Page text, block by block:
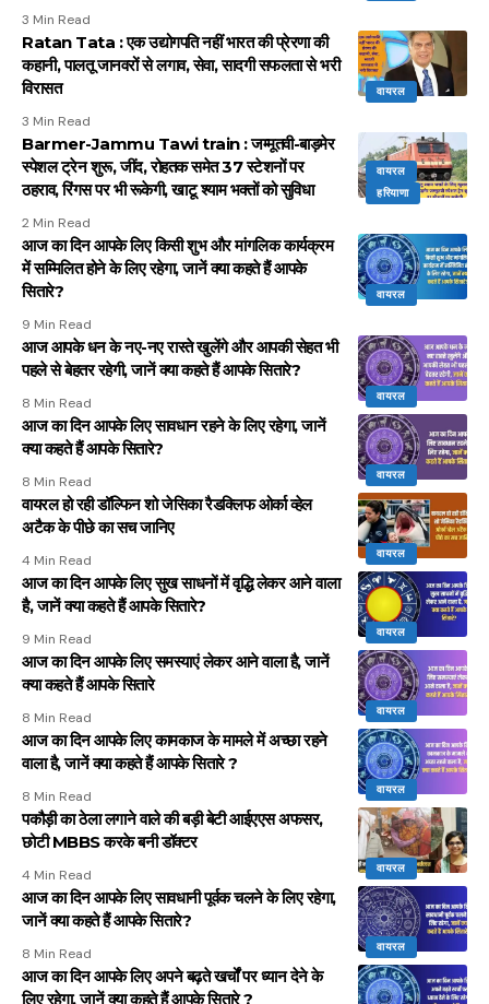
3 Min Read
वायरल
Ratan Tata : एक उद्योगपति नहीं भारत की प्रेरणा की
कहानी, पालतू जानवरों से लगाव, सेवा, सादगी सफलता से भरी
विरासत
3 Min Read
वायरल
हरियाणा
Barmer-Jammu Tawi train : जम्मूतवी-बाड़मेर
स्पेशल ट्रेन शुरू, जींद, रोहतक समेत 37 स्टेशनों पर
ठहराव, रिंगस पर भी रूकेगी, खाटू श्याम भक्तों को सुविधा
2 Min Read
वायरल
आज का दिन आपके लिए किसी शुभ और मांगलिक कार्यक्रम
में सम्मिलित होने के लिए रहेगा, जानें क्या कहते हैं आपके
सितारे?
9 Min Read
वायरल
आज आपके धन के नए-नए रास्ते खुलेंगे और आपकी सेहत भी
पहले से बेहतर रहेगी, जानें क्या कहते हैं आपके सितारे?
8 Min Read
वायरल
आज का दिन आपके लिए सावधान रहने के लिए रहेगा, जानें
क्या कहते हैं आपके सितारे?
8 Min Read
वायरल
वायरल हो रही डॉल्फिन शो जेसिका रैडक्लिफ ओर्का व्हेल
अटैक के पीछे का सच जानिए
4 Min Read
वायरल
आज का दिन आपके लिए सुख साधनों में वृद्धि लेकर आने वाला
है, जानें क्या कहते हैं आपके सितारे?
9 Min Read
वायरल
आज का दिन आपके लिए समस्याएं लेकर आने वाला है, जानें
क्या कहते हैं आपके सितारे
8 Min Read
वायरल
आज का दिन आपके लिए कामकाज के मामले में अच्छा रहने
वाला है, जानें क्या कहते हैं आपके सितारे ?
8 Min Read
वायरल
पकौड़ी का ठेला लगाने वाले की बड़ी बेटी आईएएस अफसर,
छोटी MBBS करके बनी डॉक्टर
4 Min Read
वायरल
आज का दिन आपके लिए सावधानी पूर्वक चलने के लिए रहेगा,
जानें क्या कहते हैं आपके सितारे?
8 Min Read
आज का दिन आपके लिए अपने बढ़ते खर्चों पर ध्यान देने के
लिए रहेगा, जानें क्या कहते हैं आपके सितारे ?